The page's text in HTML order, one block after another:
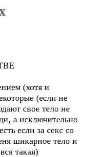
(хотя и
(если не
свое тело не
а исключительно
если за секс со
шикарное тело и
такая)